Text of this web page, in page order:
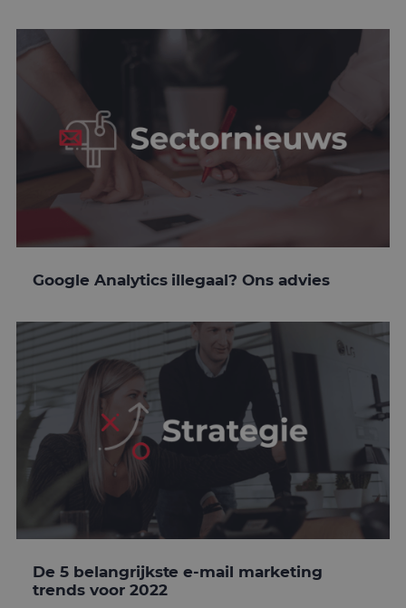
Google Analytics illegaal? Ons advies
De 5 belangrijkste e-mail marketing
trends voor 2022